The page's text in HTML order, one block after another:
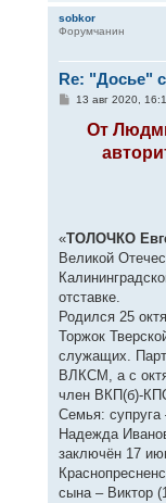
sobkor
Форумчанин
Re: "Досье"
С13 авг 2020,
От
«ТОЛОЧКО
Великой
отставке.
Родился 25
Торжок
служащих.
ВЛКСМ, а с
член ВКП(б)-
Семья: супруга
Надежда
заключён 17
сына – Виктор